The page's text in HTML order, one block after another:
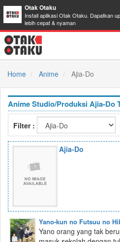
Otak Otaku
Install aplikasi Otak Otaku. Dapatkan
lebih cepat & nyaman
Home
Anime Ajia-Do
Anime Studio/Produksi Ajia-Do
Filter :
Ajia-Do
Yano-kun no Futsuu no
Yano orang yang tak